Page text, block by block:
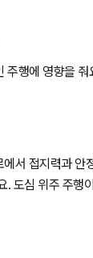
행에 영향을 줘
서 접지력과 안
도심 위주 주행